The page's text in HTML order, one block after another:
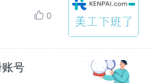
 0
号